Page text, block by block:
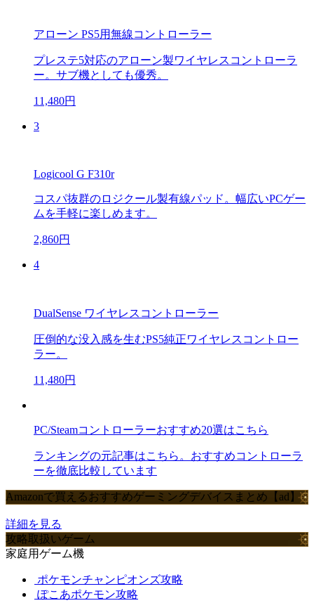
アローン PS5用無線コントローラー
プレステ5対応のアローン製ワイヤレスコントローラ
ー。サブ機としても優秀。
11,480円
3
Logicool G F310r
コスパ抜群のロジクール製有線パッド。幅広いPCゲー
ムを手軽に楽しめます。
2,860円
4
DualSense ワイヤレスコントローラー
圧倒的な没入感を生むPS5純正ワイヤレスコントロー
ラー。
11,480円
PC/Steamコントローラーおすすめ20選はこちら
ランキングの元記事はこちら。おすすめコントローラ
ーを徹底比較しています
Amazonで買えるおすすめゲーミングデバイスまとめ【ad】
詳細を見る
攻略取扱いゲーム
家庭用ゲーム機
ポケモンチャンピオンズ攻略
ぽこあポケモン攻略